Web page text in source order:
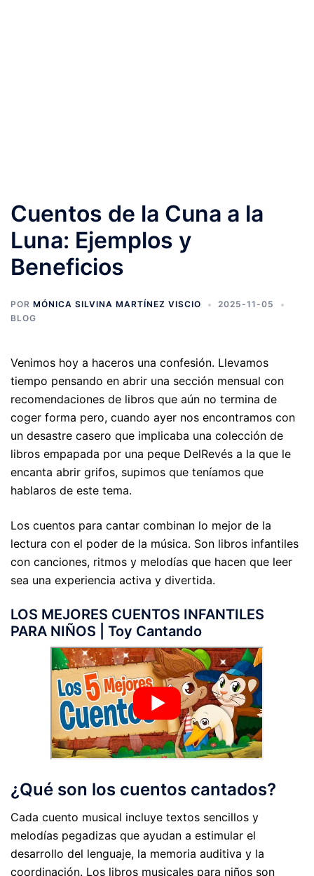
Cuentos de la Cuna a la
Luna: Ejemplos y
Beneficios
POR MÓNICA SILVINA MARTÍNEZ VISCIO
2025-11-05
BLOG
Venimos hoy a haceros una confesión. Llevamos
tiempo pensando en abrir una sección mensual con
recomendaciones de libros que aún no termina de
coger forma pero, cuando ayer nos encontramos con
un desastre casero que implicaba una colección de
libros empapada por una peque DelRevés a la que le
encanta abrir grifos, supimos que teníamos que
hablaros de este tema.
Los cuentos para cantar combinan lo mejor de la
lectura con el poder de la música. Son libros infantiles
con canciones, ritmos y melodías que hacen que leer
sea una experiencia activa y divertida.
LOS MEJORES CUENTOS INFANTILES
PARA NIÑOS | Toy Cantando
¿Qué son los cuentos cantados?
Cada cuento musical incluye textos sencillos y
melodías pegadizas que ayudan a estimular el
desarrollo del lenguaje, la memoria auditiva y la
coordinación. Los libros musicales para niños son